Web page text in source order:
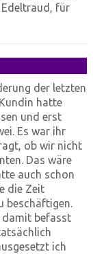
Edeltraud, für
der letzten
hatte
und erst
Es war ihr
ob wir nicht
Das wäre
auch schon
die Zeit
beschäftigen.
damit befasst
ich